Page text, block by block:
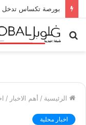
بحث
الرئيسية / أهم الاخبار /
اخبار محلية